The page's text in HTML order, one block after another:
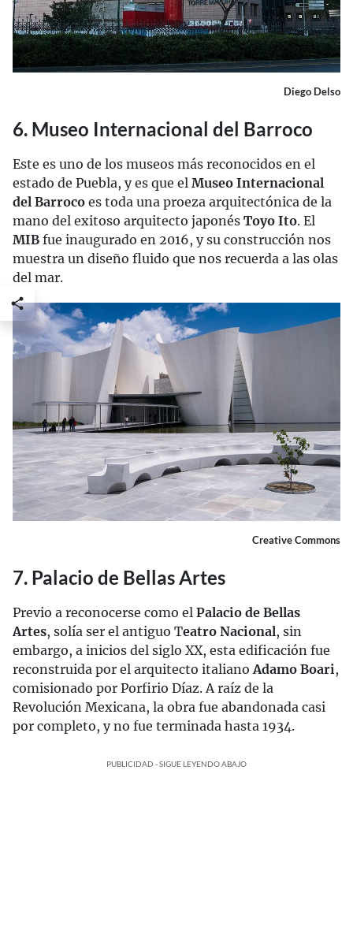
Diego Delso
6. Museo Internacional del Barroco
Este es uno de los museos más reconocidos en el
estado de Puebla, y es que el Museo Internacional
del Barroco es toda una proeza arquitectónica de la
mano del exitoso arquitecto japonés Toyo Ito. El
MIB fue inaugurado en 2016, y su construcción nos
muestra un diseño fluido que nos recuerda a las olas
del mar.
Creative Commons
7. Palacio de Bellas Artes
Previo a reconocerse como el Palacio de Bellas
Artes, solía ser el antiguo Teatro Nacional, sin
embargo, a inicios del siglo XX, esta edificación fue
reconstruida por el arquitecto italiano Adamo Boari ,
comisionado por Porfirio Díaz. A raíz de la
Revolución Mexicana, la obra fue abandonada casi
por completo, y no fue terminada hasta 1934.
PUBLICIDAD - SIGUE LEYENDO ABAJO